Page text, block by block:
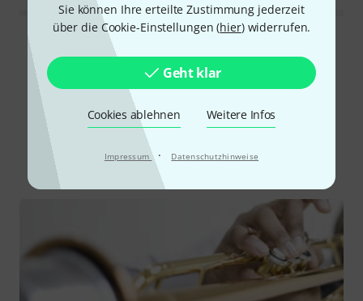
Sie können Ihre erteilte Zustimmung jederzeit
über die Cookie-Einstellungen (hier) widerrufen.
Geht klar
Cookies ablehnen Weitere Infos
Impressum · Datenschutzhinweise
Alle Bewertungen lesen
Schon gewusst?
Alle Ratgeber